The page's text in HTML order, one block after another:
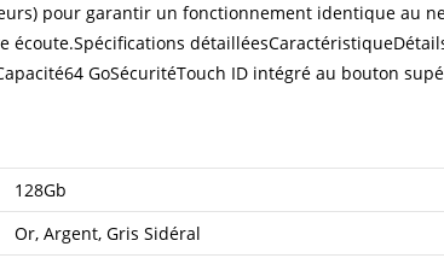
pour garantir un fonctionnement identique au
GoSécuritéTouch ID intégré au bouton
128Gb
Or, Argent, Gris Sidéral